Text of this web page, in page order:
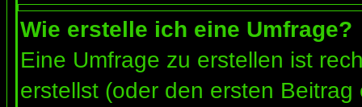
Wie erstelle ich eine Umfrage?
Eine Umfrage zu erstellen ist
erstellst (oder den ersten